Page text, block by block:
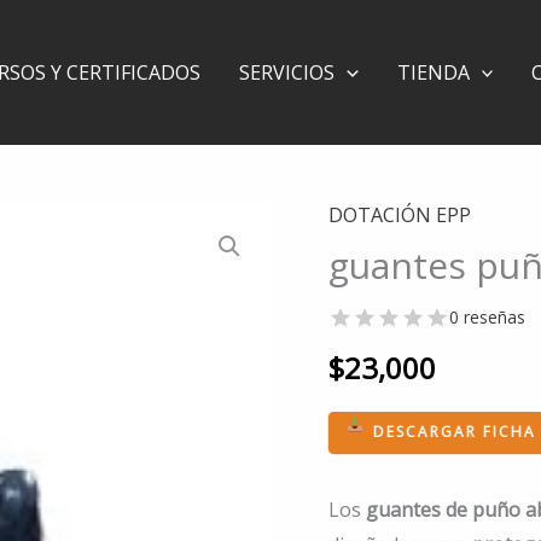
Y CERTIFICADOS SERVICIOS TIENDA
DOTACIÓN EPP
guantes
0 reseñas
$23,000
DESCARGAR
Los guantes de puño
guantes
puño
abierto-
Codigo:8048
cantidad